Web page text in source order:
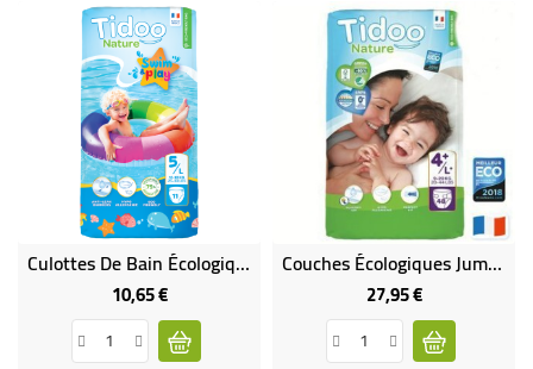
Culottes De Bain Écologiques T5/L (12-18 Kg)
10,65 €Prix
Couches Écologiques Jumbo Pack (x50) - T4/L+ (9 À 20 Kg)
27,95 €Prix